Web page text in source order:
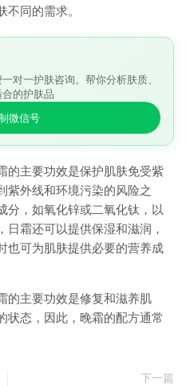
不同的需求。
对一护肤咨询。帮你分析肤质、
的护肤品
微信号
的主要功效是保护肌肤免受紫
紫外线和环境污染的风险之
分，如氧化锌或二氧化钛，以
霜还可以提供保湿和滋润，
也可为肌肤提供必要的营养成
的主要功效是修复和滋养肌
状态，因此，晚霜的配方通常
下一篇